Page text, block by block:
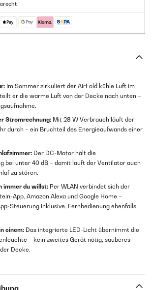
Im Sommer zirkuliert der AirFold kühle Luft im
er die warme Luft von der Decke nach unten –
Stromrechnung: Mit 28 W Verbrauch läuft der
durch – ein Bruchteil des Energieaufwands einer
Der DC-Motor hält die
bei unter 40 dB – damit läuft der Ventilator auch
zu stören.
immer du willst: Per WLAN verbindet sich der
App, Amazon Alexa und Google Home –
Steuerung inklusive, Fernbedienung ebenfalls
einem: Das integrierte LED-Licht übernimmt die
– kein zweites Gerät nötig, sauberes
Decke.